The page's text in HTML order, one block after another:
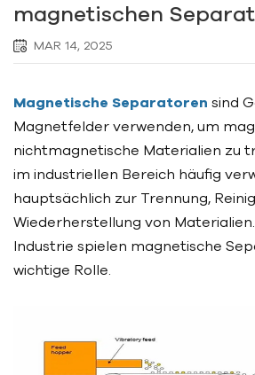
magnetischen
MAR 14, 2025
Magnetische Separatoren sind
Magnetfelder verwenden, um
nichtmagnetische Materialien zu
im industriellen Bereich häufig
hauptsächlich zur Trennung,
Wiederherstellung von
Industrie spielen magnetische
wichtige Rolle.